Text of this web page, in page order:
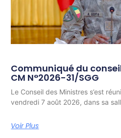
Communiqué du
CM N°2026-31/SGG
Le Conseil des Ministres s’est
vendredi 7 août 2026, dans sa
Voir Plus